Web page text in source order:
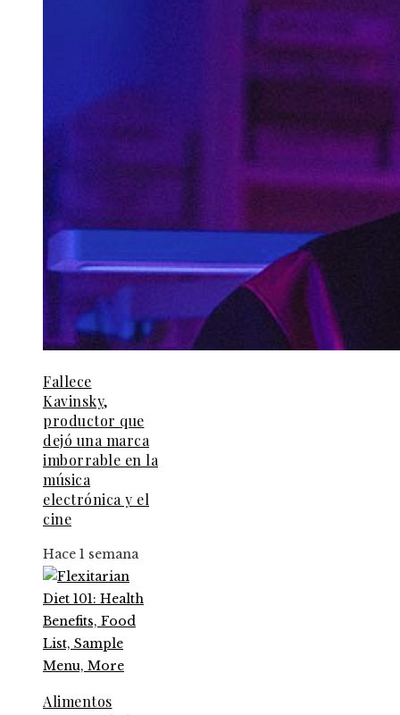
Fallece
Kavinsky,
productor que
dejó una marca
imborrable en la
música
electrónica y el
cine
Hace 1 semana
Alimentos